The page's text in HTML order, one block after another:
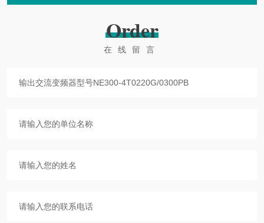
Order
在线留言